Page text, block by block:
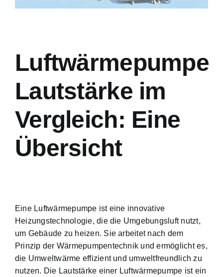
Luftwärmepumpe
Lautstärke im
Vergleich: Eine
Übersicht
Eine Luftwärmepumpe ist eine innovative
Heizungstechnologie, die die Umgebungsluft nutzt,
um Gebäude zu heizen. Sie arbeitet nach dem
Prinzip der Wärmepumpentechnik und ermöglicht es,
die Umweltwärme effizient und umweltfreundlich zu
nutzen. Die Lautstärke einer Luftwärmepumpe ist ein